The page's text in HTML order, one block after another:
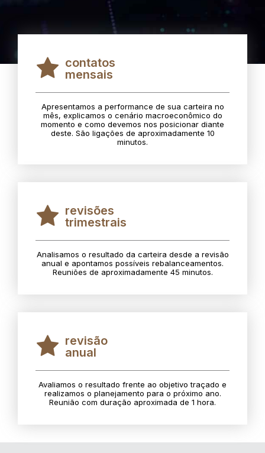
contatos
mensais
Apresentamos a performance de sua carteira no
mês, explicamos o cenário macroeconômico do
momento e como devemos nos posicionar diante
deste. São ligações de aproximadamente 10
minutos.
revisões
trimestrais
Analisamos o resultado da carteira desde a revisão
anual e apontamos possíveis rebalanceamentos.
Reuniões de aproximadamente 45 minutos.
revisão
anual
Avaliamos o resultado frente ao objetivo traçado e
realizamos o planejamento para o próximo ano.
Reunião com duração aproximada de 1 hora.